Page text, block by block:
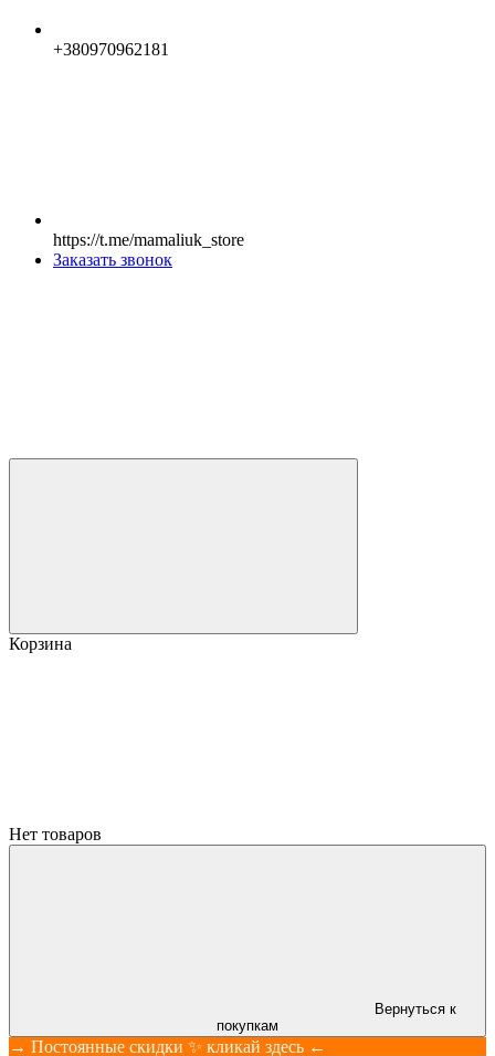
+380970962181
https://t.me/mamaliuk_store
Заказать звонок
Корзина
Нет товаров
Вернуться к
покупкам
→ Постоянные скидки ✨ кликай здесь ←